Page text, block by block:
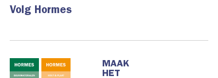
Volg Hormes
MAAK
HET